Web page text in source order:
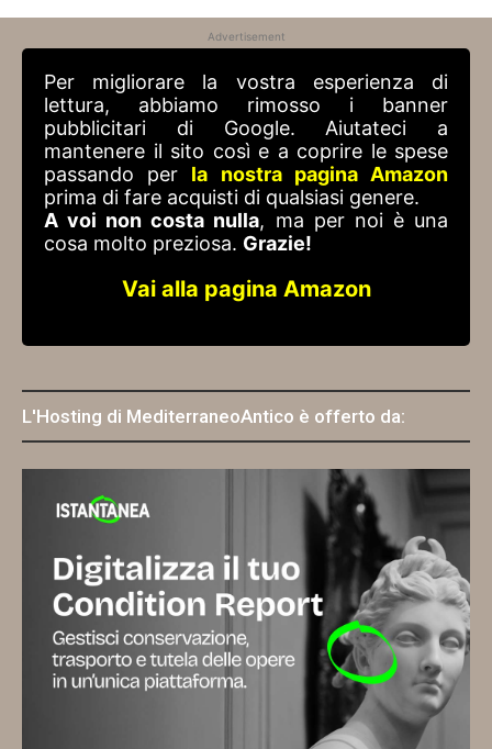
Advertisement
Per migliorare la vostra esperienza di
lettura, abbiamo rimosso i banner
pubblicitari di Google. Aiutateci a
mantenere il sito così e a coprire le spese
passando per la nostra pagina Amazon
prima di fare acquisti di qualsiasi genere.
A voi non costa nulla, ma per noi è una
cosa molto preziosa. Grazie!
Vai alla pagina Amazon
L'Hosting di MediterraneoAntico è offerto da: